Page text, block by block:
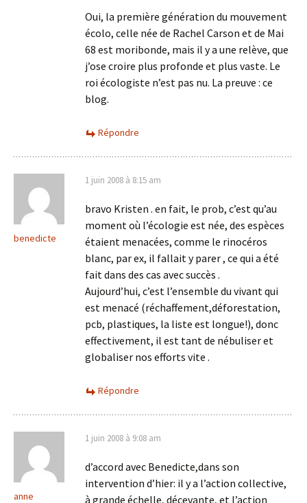
Oui, la première génération du mouvement
écolo, celle née de Rachel Carson et de Mai
68 est moribonde, mais il y a une relève, que
j’ose croire plus profonde et plus vaste. Le
roi écologiste n’est pas nu. La preuve : ce
blog.
Répondre
benedicte
1 juin 2008 à 8:15 am
bravo Kristen . en fait, le prob, c’est qu’au
moment où l’écologie est née, des espèces
étaient menacées, comme le rinocéros
blanc, par ex, il fallait y parer , ce qui a été
fait dans des cas avec succès .
Aujourd’hui, c’est l’ensemble du vivant qui
est menacé (réchaffement,déforestation,
pcb, plastiques, la liste est longue!), donc
effectivement, il est tant de nébuliser et
globaliser nos efforts vite .
Répondre
anne
1 juin 2008 à 9:08 am
d’accord avec Benedicte,dans son
intervention d’hier: il y a l’action collective,
à grande échelle, décevante, et l’action